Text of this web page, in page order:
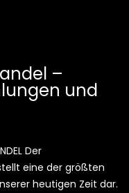
–
und
Der
eine der größten
heutigen Zeit dar.